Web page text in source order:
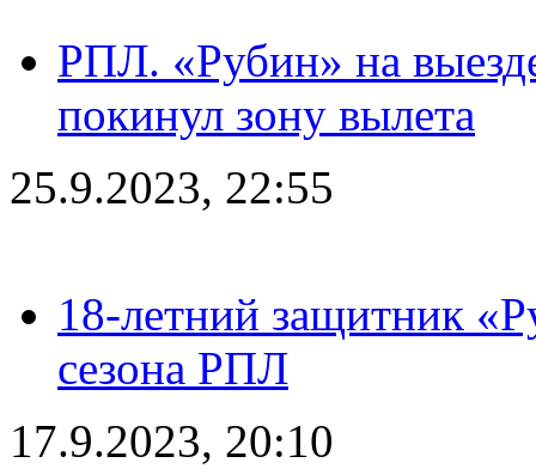
РПЛ. «Рубин» на
покинул зону вылета
25.9.2023, 22:55
18-летний защитник
сезона РПЛ
17.9.2023, 20:10